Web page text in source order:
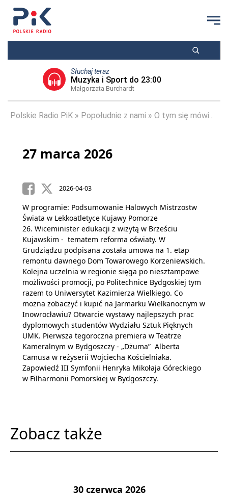
Słuchaj teraz
Muzyka i Sport do 23:00
Małgorzata Burchardt
Polskie Radio PiK Popołudnie z nami O tym się mówi...
27 marca 2026
2026-04-03
W programie: Podsumowanie Halowych Mistrzostw
Świata w Lekkoatletyce Kujawy Pomorze
26. Wiceminister edukacji z wizytą w Brześciu
Kujawskim - tematem reforma oświaty. W
Grudziądzu podpisana została umowa na 1. etap
remontu dawnego Dom Towarowego Korzeniewskich.
Kolejna uczelnia w regionie sięga po niesztampowe
możliwości promocji, po Politechnice Bydgoskiej tym
razem to Uniwersytet Kazimierza Wielkiego. Co
można zobaczyć i kupić na Jarmarku Wielkanocnym w
Inowrocławiu? Otwarcie wystawy najlepszych prac
dyplomowych studentów Wydziału Sztuk Pięknych
UMK. Pierwsza tegoroczna premiera w Teatrze
Kameralnym w Bydgoszczy - „Dżuma” Alberta
Camusa w reżyserii Wojciecha Kościelniaka.
Zapowiedź III Symfonii Henryka Mikołaja Góreckiego
w Filharmonii Pomorskiej w Bydgoszczy.
Zobacz także
30 czerwca 2026